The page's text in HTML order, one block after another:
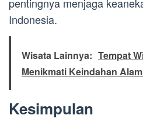
Indonesia.
Wisata Lainnya: Tempat
Menikmati Keindahan
Kesimpulan